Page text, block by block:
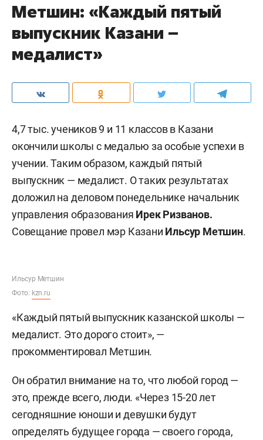
Метшин: «Каждый пятый
выпускник Казани –
медалист»
4,7 тыс. учеников 9 и 11 классов в Казани
окончили школы с медалью за особые успехи в
учении. Таким образом, каждый пятый
выпускник — медалист. О таких результатах
доложил на деловом понедельнике начальник
управления образования Ирек Ризванов.
Совещание провел мэр Казани Ильсур Метшин.
Ильсур Метшин
Фото: kzn.ru
«Каждый пятый выпускник казанской школы —
медалист. Это дорого стоит», —
прокомментировал Метшин.
Он обратил внимание на то, что любой город —
это, прежде всего, люди. «Через 15-20 лет
сегодняшние юноши и девушки будут
определять будущее города — своего города,